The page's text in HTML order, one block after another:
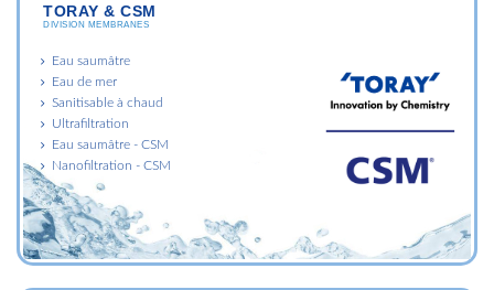
TORAY & CSM
DIVISION MEMBRANES
Eau saumâtre
Eau de mer
Sanitisable à chaud
Ultrafiltration
Eau saumâtre - CSM
Nanofiltration - CSM